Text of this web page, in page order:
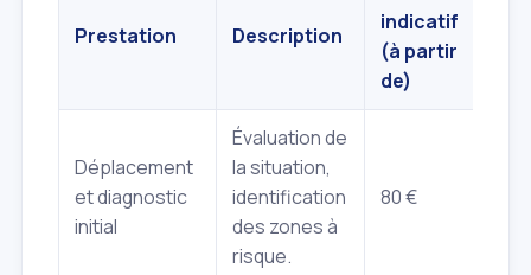
Prestation Description
indicatif
(à partir
de)
Déplacement
et diagnostic
initial
Évaluation de
la situation,
identification
des zones à
risque.
80 €